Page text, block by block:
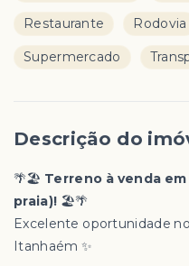
Restaurante Rodovia
Supermercado
Descrição do
🌴🏖️ Terreno à venda
praia)! 🏖️🌴
Excelente oportunidade
Itanhaém ✨